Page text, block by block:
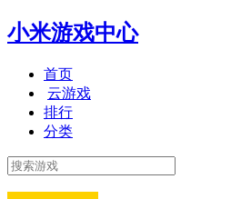
小米游戏中心
首页
云游戏
排行
分类